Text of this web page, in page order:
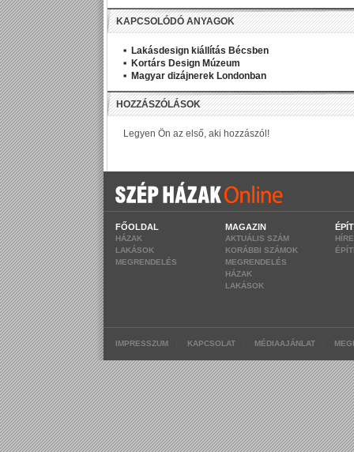
KAPCSOLÓDÓ ANYAGOK
Lakásdesign kiállítás Bécsben
Kortárs Design Múzeum
Magyar dizájnerek Londonban
FŐOLDAL
HÁZAK
LAKÁSOK
MEGRENDELÉS
MAGAZIN
AKTUÁLIS SZÁM
KORÁBBI SZÁMOK
MEGRENDELÉS
HÁZAK
LAKÁSOK
IMPRESSZUM KAPCSOLAT MÉDIAAJÁNLAT